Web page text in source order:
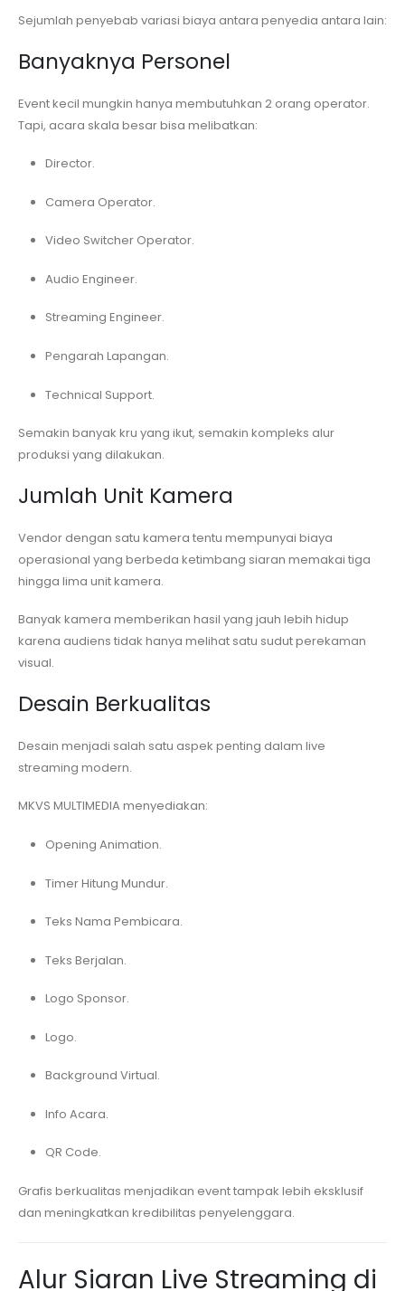
Sejumlah penyebab variasi biaya antara penyedia antara lain:
Banyaknya Personel
Event kecil mungkin hanya membutuhkan 2 orang operator.
Tapi, acara skala besar bisa melibatkan:
Director.
Camera Operator.
Video Switcher Operator.
Audio Engineer.
Streaming Engineer.
Pengarah Lapangan.
Technical Support.
Semakin banyak kru yang ikut, semakin kompleks alur
produksi yang dilakukan.
Jumlah Unit Kamera
Vendor dengan satu kamera tentu mempunyai biaya
operasional yang berbeda ketimbang siaran memakai tiga
hingga lima unit kamera.
Banyak kamera memberikan hasil yang jauh lebih hidup
karena audiens tidak hanya melihat satu sudut perekaman
visual.
Desain Berkualitas
Desain menjadi salah satu aspek penting dalam live
streaming modern.
MKVS MULTIMEDIA menyediakan:
Opening Animation.
Timer Hitung Mundur.
Teks Nama Pembicara.
Teks Berjalan.
Logo Sponsor.
Logo.
Background Virtual.
Info Acara.
QR Code.
Grafis berkualitas menjadikan event tampak lebih eksklusif
dan meningkatkan kredibilitas penyelenggara.
Alur Siaran Live Streaming di